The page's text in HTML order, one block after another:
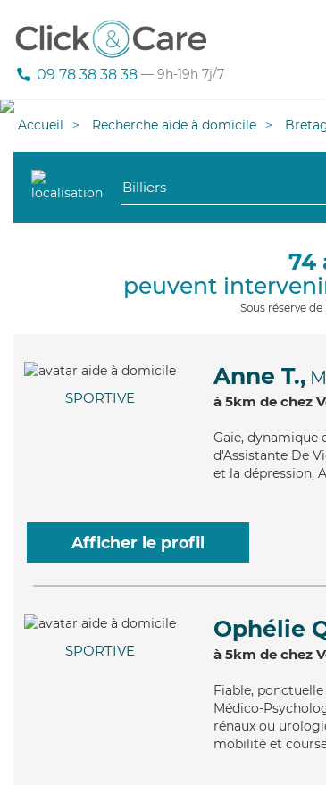
09 78 38 38 38 — 9h-19h 7j/7
Accueil Recherche aide à domicile
74
peuvent
Sous réserve
SPORTIVE
Anne T.,
à 5km de chez
Gaie, dynamique
d'Assistante De
et la dépression,
Afficher le profil
SPORTIVE
Ophélie
à 5km de chez
Fiable, ponctuelle
Médico-
rénaux ou
mobilité et